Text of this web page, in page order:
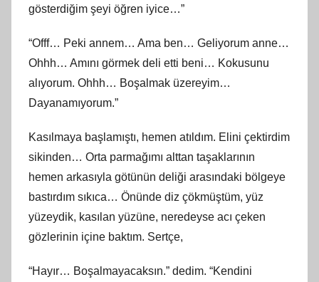
gösterdiğim şeyi öğren iyice…”
“Offf… Peki annem… Ama ben… Geliyorum anne…
Ohhh… Amını görmek deli etti beni… Kokusunu
alıyorum. Ohhh… Boşalmak üzereyim…
Dayanamıyorum.”
Kasılmaya başlamıştı, hemen atıldım. Elini çektirdim
sikinden… Orta parmağımı alttan taşaklarının
hemen arkasıyla götünün deliği arasındaki bölgeye
bastırdım sıkıca… Önünde diz çökmüştüm, yüz
yüzeydik, kasılan yüzüne, neredeyse acı çeken
gözlerinin içine baktım. Sertçe,
“Hayır… Boşalmayacaksın.” dedim. “Kendini